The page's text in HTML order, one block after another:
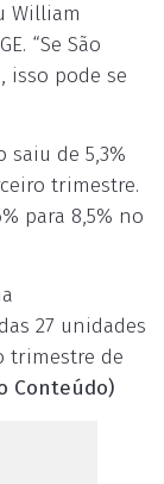
William
“Se São
isso pode se
saiu de 5,3%
trimestre.
para 8,5% no
27 unidades
trimestre de
Conteúdo)